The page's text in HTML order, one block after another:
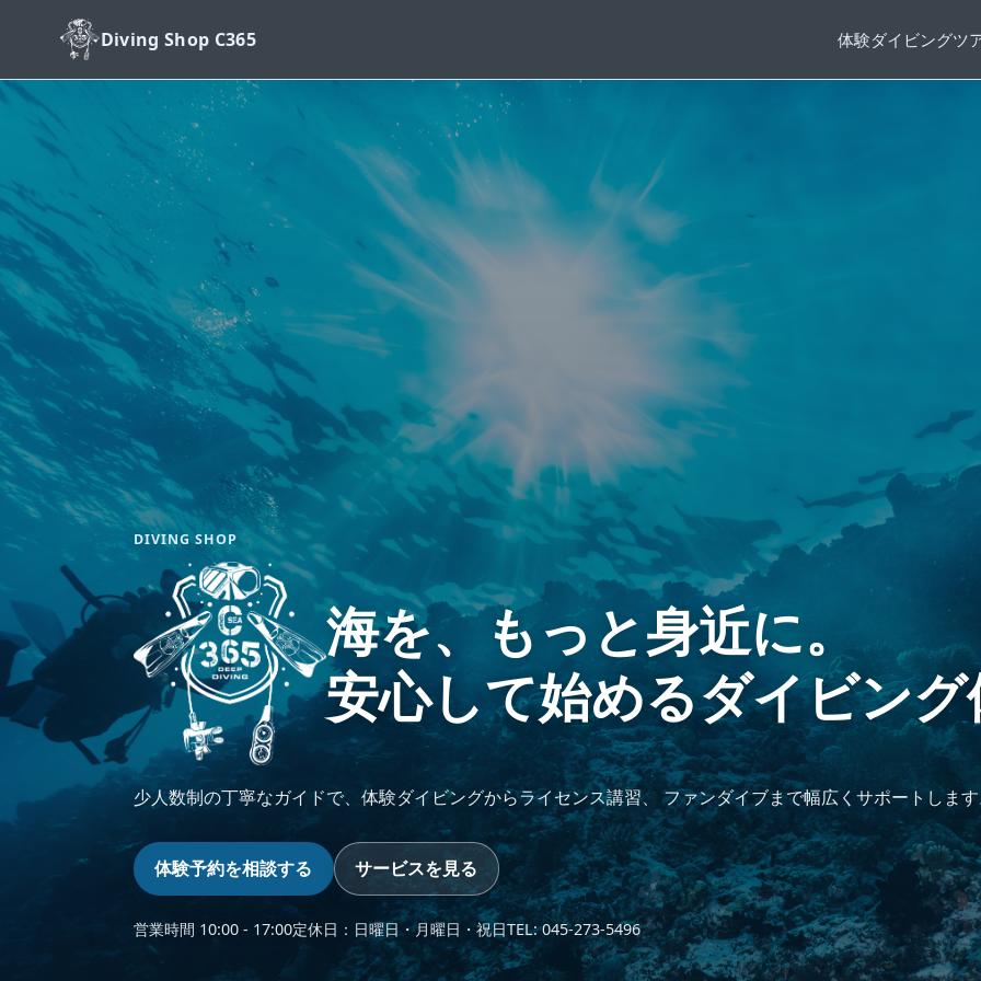
Diving Shop C365 体験ダイビングツ
DIVING SHOP
海を、もっと身近に。
安心して始めるダイビン
少人数制の丁寧なガイドで、体験ダイビングからライセンス講習、 ファンダイブまで幅広くサポートしま
体験予約を相談する サービスを見る
営業時間 10:00 - 17:00定休日：日曜日・月曜日・祝日TEL: 045-273-5496